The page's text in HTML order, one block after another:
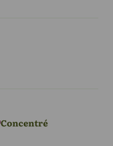
Concentré